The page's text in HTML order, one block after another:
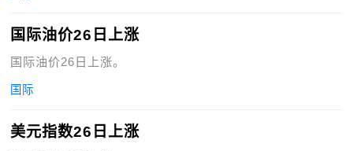
国际油价26日上涨
国际油价26日上涨。
国际
美元指数26日上涨